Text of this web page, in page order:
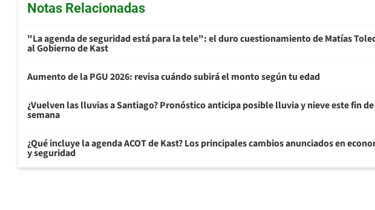
Notas Relacionadas
"La agenda de seguridad está para la tele": el duro cuestionamiento de Matías
al Gobierno de Kast
Aumento de la PGU 2026: revisa cuándo subirá el monto según tu edad
¿Vuelven las lluvias a Santiago? Pronóstico anticipa posible lluvia y nieve este fin de
semana
¿Qué incluye la agenda ACOT de Kast? Los principales cambios anunciados en
y seguridad